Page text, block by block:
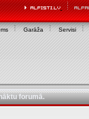
Garāža Servisi
forumā.